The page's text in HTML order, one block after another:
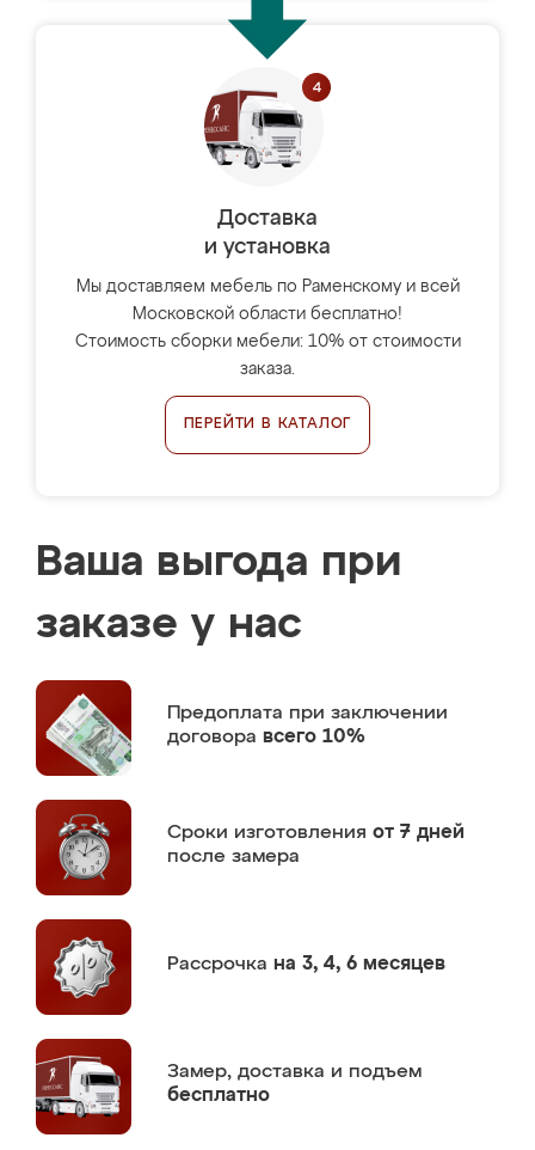
Доставка
и установка
Мы доставляем мебель по Раменскому и всей
Московской области бесплатно!
Стоимость сборки мебели: 10% от стоимости
заказа.
ПЕРЕЙТИ В КАТАЛОГ
Ваша выгода при
заказе у нас
Предоплата при заключении
договора всего 10%
Сроки изготовления от 7 дней
после замера
Рассрочка на 3, 4, 6 месяцев
Замер, доставка и подъем
бесплатно